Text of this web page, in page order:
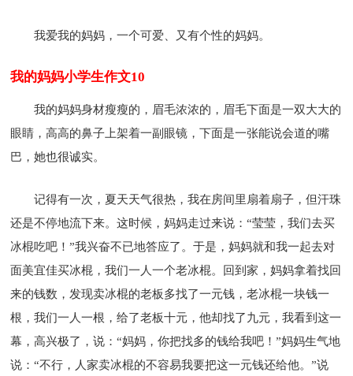
我爱我的妈妈，一个可爱、又有个性的妈妈。
我的妈妈小学生作文10
我的妈妈身材瘦瘦的，眉毛浓浓的，眉毛下面是一双大大的
眼睛，高高的鼻子上架着一副眼镜，下面是一张能说会道的嘴
巴，她也很诚实。
记得有一次，夏天天气很热，我在房间里扇着扇子，但汗珠
还是不停地流下来。这时候，妈妈走过来说：“莹莹，我们去买
冰棍吃吧！”我兴奋不已地答应了。于是，妈妈就和我一起去对
面美宜佳买冰棍，我们一人一个老冰棍。回到家，妈妈拿着找回
来的钱数，发现卖冰棍的老板多找了一元钱，老冰棍一块钱一
根，我们一人一根，给了老板十元，他却找了九元，我看到这一
幕，高兴极了，说：“妈妈，你把找多的钱给我吧！”妈妈生气地
说：“不行，人家卖冰棍的不容易我要把这一元钱还给他。”说